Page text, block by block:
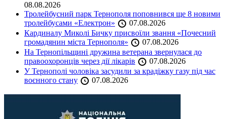
08.08.2026
Тролейбусний парк Тернополя поповнився ще 8 новими
тролейбусами «Електрон»
07.08.2026
Кардиналу Миколі Бичку присвоїли звання «Почесний
громадянин міста Тернополя»
07.08.2026
На Тернопільщині дружина ветерана звернулася до
правоохоронців через дії лікарів
07.08.2026
У Тернополі чоловіка засудили за крадіжку газу під час
воєнного стану
07.08.2026